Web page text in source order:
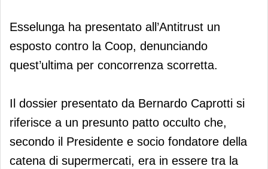
Esselunga ricorre all'Antitrust contro
Coop per concorrenza sleale
Esselunga ha presentato all’Antitrust un
esposto contro la Coop, denunciando
quest’ultima per concorrenza scorretta.
Il dossier presentato da Bernardo Caprotti si
riferisce a un presunto patto occulto che,
secondo il Presidente e socio fondatore della
catena di supermercati, era in essere tra la